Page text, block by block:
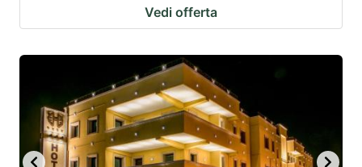
Vedi offerta